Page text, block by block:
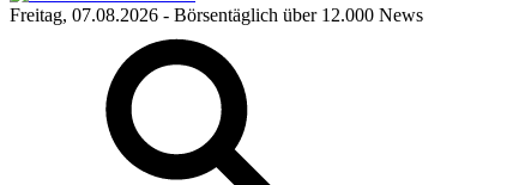
Freitag, 07.08.2026 - Börsentäglich über 12.000 News